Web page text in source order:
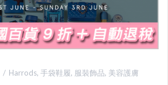
Harrods, 手袋鞋履, 服裝飾品, 美容護膚